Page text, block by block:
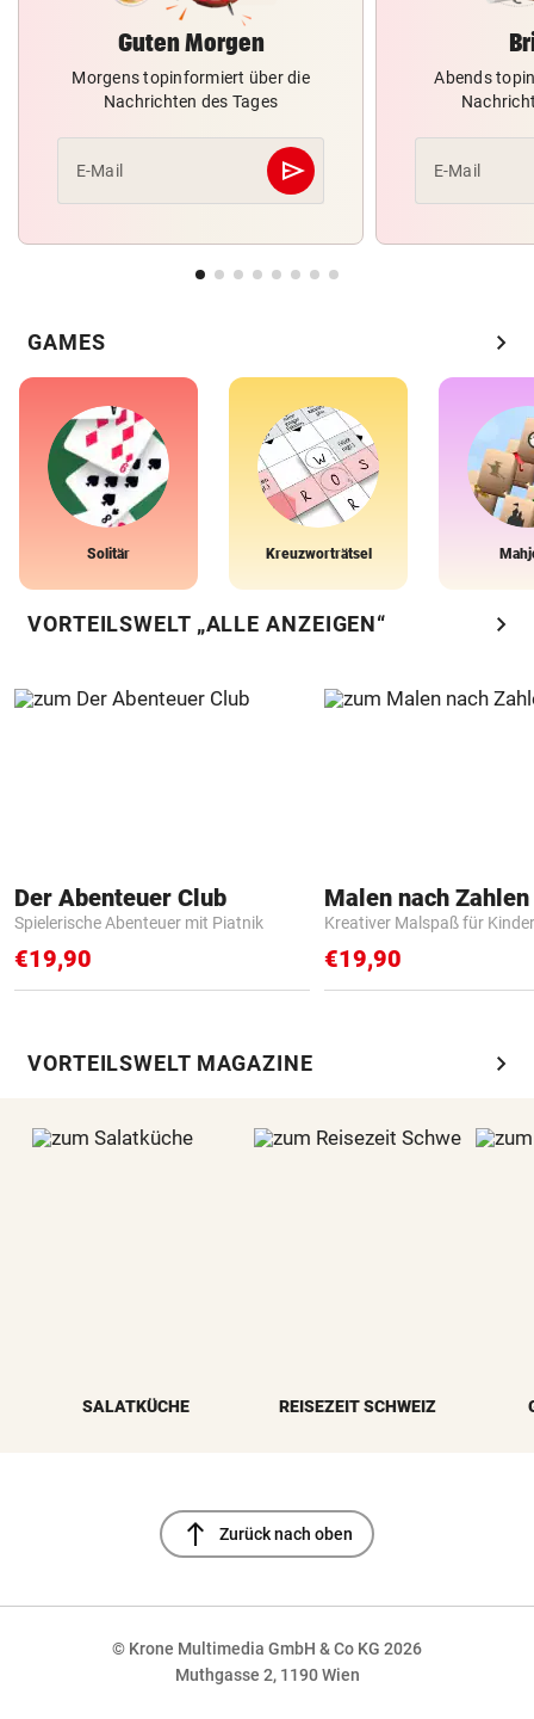
Guten Morgen
Morgens topinformiert über die
Nachrichten des Tages
E-Mail send
Abschicken
Abends
E-Mail
GAMES chevron_right
Solitär Kreuzworträtsel
VORTEILSWELT „ALLE ANZEIGEN“ chevron_right
Der Abenteuer Club
Spielerische Abenteuer mit Piatnik
€19,90
Kreativer Malspaß für Kinder
€19,90
VORTEILSWELT MAGAZINE chevron_right
SALATKÜCHE REISEZEIT SCHWEIZ
north Zurück nach oben
© Krone Multimedia GmbH & Co KG 2026
Muthgasse 2, 1190 Wien